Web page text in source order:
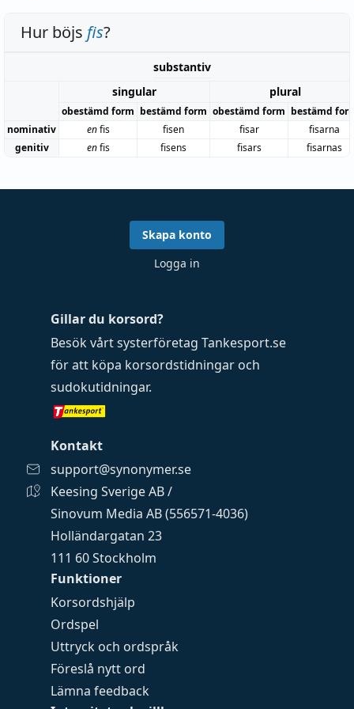
Hur böjs fis?
substantiv
singular
plural
obestämd form bestämd form obestämd form bestämd
nominativ
enfis fisen fisar
fisarna
genitiv
enfis fisens fisars fisarnas
Funktioner
Korsordshjälp
Ordspel
Uttryck och ordspråk
Föreslå nytt ord
Lämna feedback
Gillar du korsord?
Besök vårt systerföretag Tankesport.se
för att köpa korsordstidningar och
sudokutidningar.
Kontakt
support@synonymer.se
Keesing Sverige AB /
Sinovum Media AB (556571-4036)
Holländargatan 23
111 60 Stockholm
Skapa konto
Logga in